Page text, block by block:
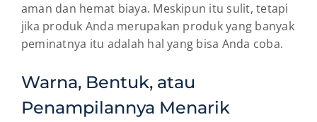
aman dan hemat biaya. Meskipun itu sulit, tetapi
jika produk Anda merupakan produk yang banyak
peminatnya itu adalah hal yang bisa Anda coba.
Warna, Bentuk, atau
Penampilannya Menarik